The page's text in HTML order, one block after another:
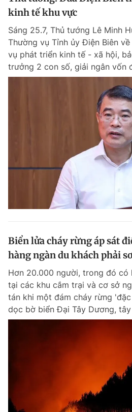
kinh tế khu vực
Sáng 25.7, Thủ tướng Lê Minh
Thường vụ Tỉnh ủy Điện Biên
vụ phát triển kinh tế - xã hội,
trưởng 2 con số, giải ngân vốn
Biển lửa cháy rừng áp sát
hàng ngàn du khách phải
Hơn 20.000 người, trong đó có
tại các khu cắm trại và cơ sở
tán khi một đám cháy rừng
dọc bờ biển Đại Tây Dương,